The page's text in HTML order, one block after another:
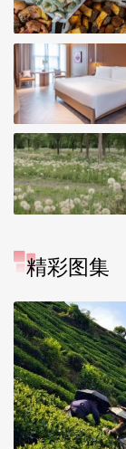
精彩图集